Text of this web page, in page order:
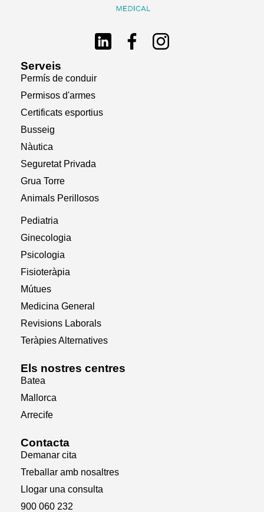
Serveis
Permís de conduir
Permisos d'armes
Certificats esportius
Busseig
Nàutica
Seguretat Privada
Grua Torre
Animals Perillosos
Pediatria
Ginecologia
Psicologia
Fisioteràpia
Mútues
Medicina General
Revisions Laborals
Teràpies Alternatives
Els nostres centres
Batea
Mallorca
Arrecife
Contacta
Demanar cita
Treballar amb nosaltres
Llogar una consulta
900 060 232